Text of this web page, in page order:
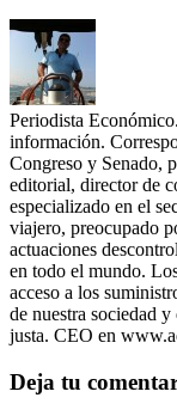
Periodista
información.
Congreso y Senado,
editorial, director de
especializado en el
viajero, preocupado
actuaciones
en todo el mundo.
acceso a los
de nuestra sociedad
justa. CEO en
Deja tu